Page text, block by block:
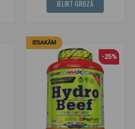
IELIKT GROZĀ
IESAKĀM
-25%